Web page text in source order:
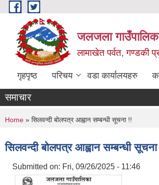
Skip to main content
जलजला
लामाखेत पर्वत, गण्डकी
गृहपृष्ठ परिचय वडा कार्यालयहरु
समाचार
You are here
Home » सिलवन्दी बोलपत्र आह्वान सम्बन्धी सूचना !!
सिलवन्दी बोलपत्र आह्वान सम्बन्धी
Submitted on: Fri, 09/26/2025 - 11:46